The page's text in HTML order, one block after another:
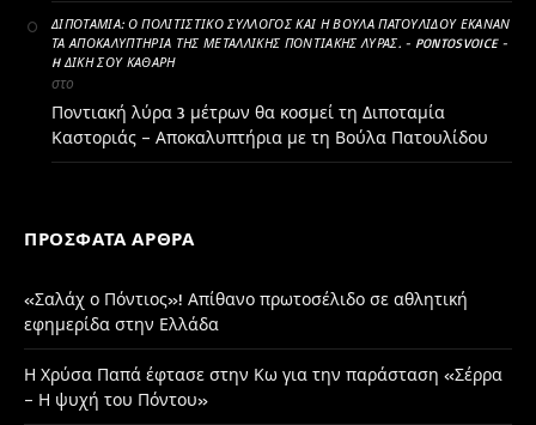
ΔΙΠΟΤΑΜΊΑ: Ο ΠΟΛΙΤΙΣΤΙΚΌ ΣΎΛΛΟΓΟΣ ΚΑΙ Η ΒΟΎΛΑ ΠΑΤΟΥΛΊΔΟΥ ΈΚΑΝΑΝ
ΤΑ ΑΠΟΚΑΛΥΠΤΉΡΙΑ ΤΗΣ ΜΕΤΑΛΛΙΚΉΣ ΠΟΝΤΙΑΚΉΣ ΛΎΡΑΣ. - PONTOSVOICE -
H ΔΙΚΉ ΣΟΥ ΚΑΘΑΡΗ
στο
Ποντιακή λύρα 3 μέτρων θα κοσμεί τη Διποταμία
Καστοριάς – Αποκαλυπτήρια με τη Βούλα Πατουλίδου
ΠΡΌΣΦΑΤΑ ΆΡΘΡΑ
«Σαλάχ ο Πόντιος»! Απίθανο πρωτοσέλιδο σε αθλητική
εφημερίδα στην Ελλάδα
Η Χρύσα Παπά έφτασε στην Κω για την παράσταση «Σέρρα
– Η ψυχή του Πόντου»